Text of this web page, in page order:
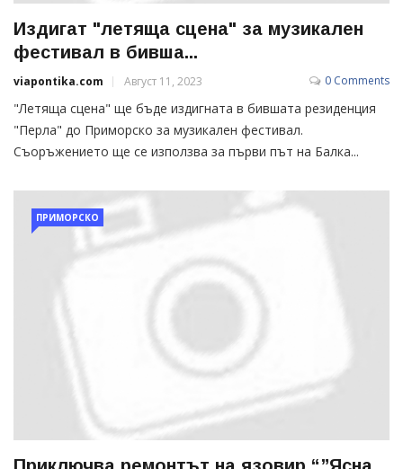
Издигат "летяща сцена" за музикален
фестивал в бивша...
viapontika.com Август 11, 2023 0 Comments
"Летяща сцена" ще бъде издигната в бившата резиденция
"Перла" до Приморско за музикален фестивал.
Съоръжението ще се използва за първи път на Балка...
ПРИМОРСКО